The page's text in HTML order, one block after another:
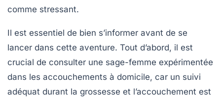
comme stressant.
Il est essentiel de bien s’informer avant de se
lancer dans cette aventure. Tout d’abord, il est
crucial de consulter une sage-femme expérimentée
dans les accouchements à domicile, car un suivi
adéquat durant la grossesse et l’accouchement est